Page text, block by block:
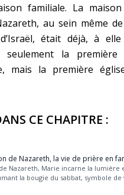
familiale. La
au sein même
était déjà, à
seulement la première
mais la première
CE CHAPITRE :
de Nazareth, la vie de prière en
Nazareth, Marie incarne la lumière
la bougie du sabbat, symbole de